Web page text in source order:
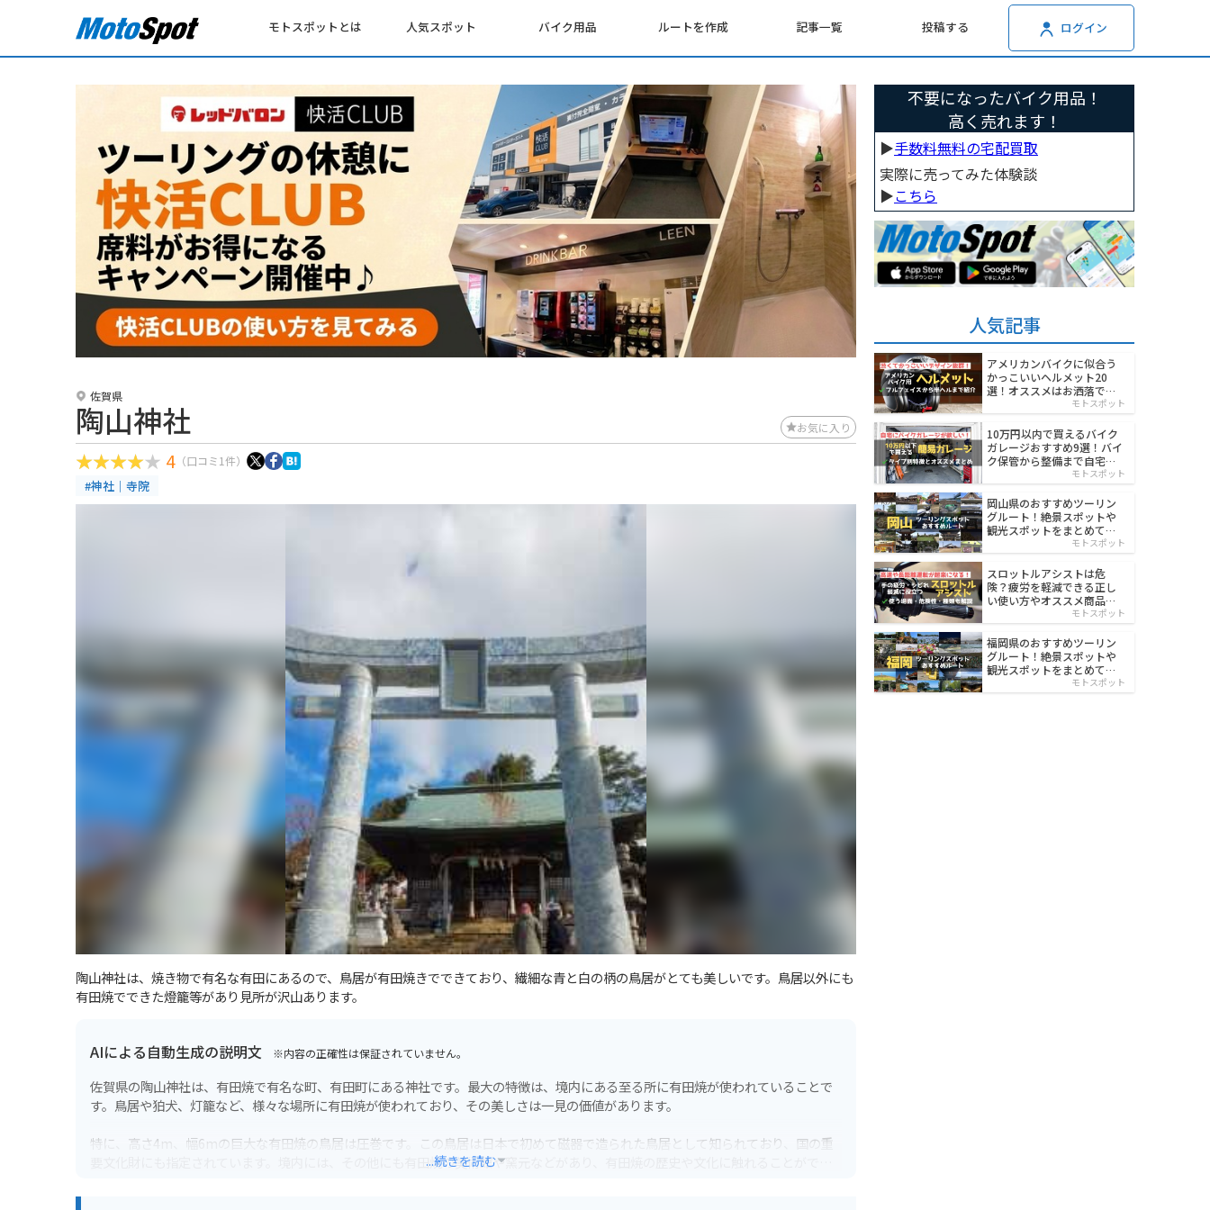
モトスポットとは 人気スポット バイク用品 ルートを作成 記事一覧 投稿する ログイン
佐賀県
陶山神社 お気に入り
4 （口コミ1件）
#神社｜寺院
陶山神社は、焼き物で有名な有田にあるので、鳥居が有田焼きでできており、繊細な青と白の柄の鳥居がとても美しいです。鳥居以外にも
有田焼でできた燈籠等があり見所が沢山あります。
AIによる自動生成の説明文 ※内容の正確性は保証されていません。
佐賀県の陶山神社は、有田焼で有名な町、有田町にある神社です。最大の特徴は、境内にある至る所に有田焼が使われていることで
す。鳥居や狛犬、灯籠など、様々な場所に有田焼が使われており、その美しさは一見の価値があります。
特に、高さ4m、幅6mの巨大な有田焼の鳥居は圧巻です。この鳥居は日本で初めて磁器で造られた鳥居として知られており、国の重
要文化財にも指定されています。境内には、その他にも有田焼の美術館や窯元などがあり、有田焼の歴史や文化に触れることができ
...続きを読む
不要になったバイク用品！
高く売れます！
▶︎手数料無料の宅配買取
実際に売ってみた体験談
▶︎こちら
人気記事
アメリカンバイクに似合う
かっこいいヘルメット20
選！オススメはお洒落でワ
モトスポット
10万円以内で買えるバイク
ガレージおすすめ9選！バイ
ク保管から整備まで自宅で
モトスポット
岡山県のおすすめツーリン
グルート！絶景スポットや
観光スポットをまとめて紹
モトスポット
スロットルアシストは危
険？疲労を軽減できる正し
い使い方やオススメ商品を
モトスポット
福岡県のおすすめツーリン
グルート！絶景スポットや
観光スポットをまとめて紹
モトスポット